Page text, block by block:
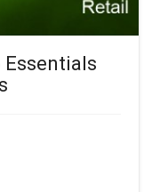
Essentials